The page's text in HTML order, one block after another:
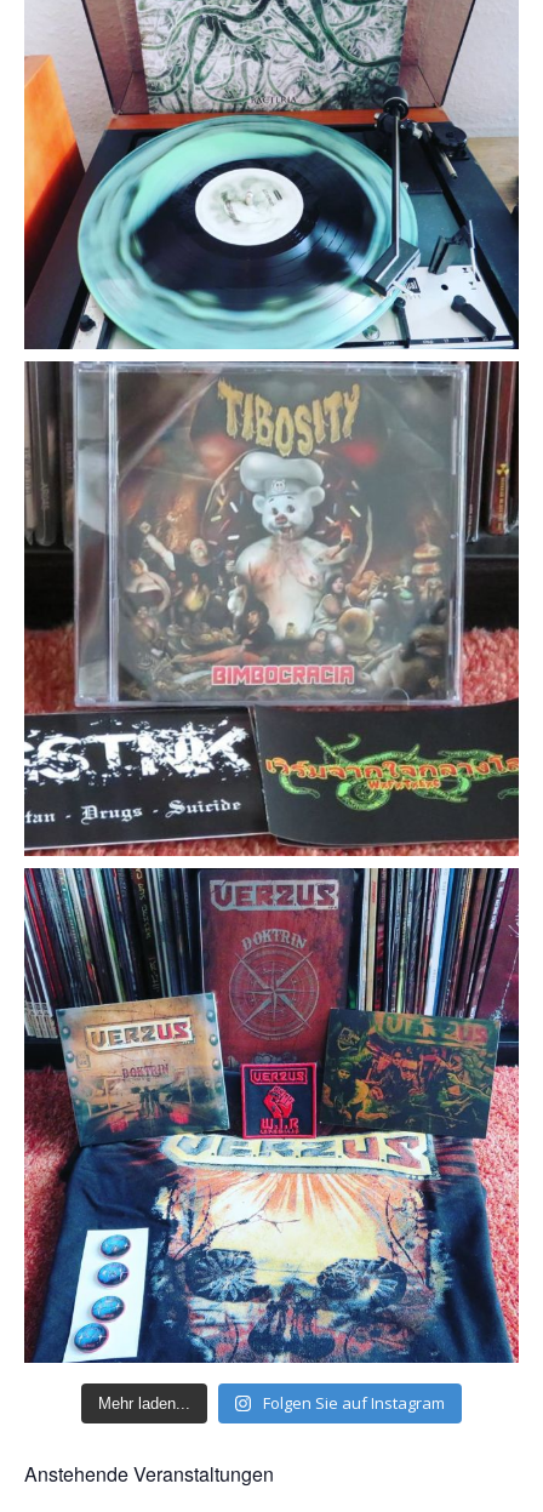
Mehr laden... Folgen Sie auf Instagram
Anstehende Veranstaltungen